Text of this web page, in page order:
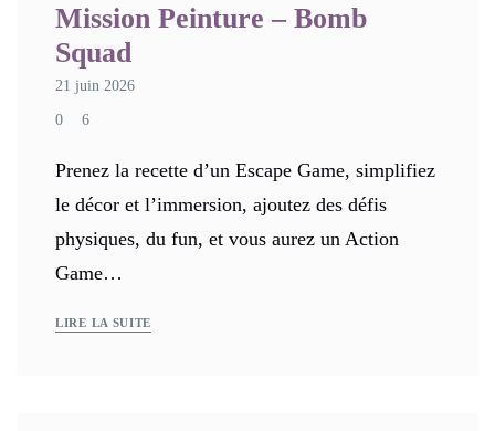
Mission Peinture – Bomb
Squad
21 juin 2026
0 6
Prenez la recette d’un Escape Game, simplifiez
le décor et l’immersion, ajoutez des défis
physiques, du fun, et vous aurez un Action
Game…
LIRE LA SUITE